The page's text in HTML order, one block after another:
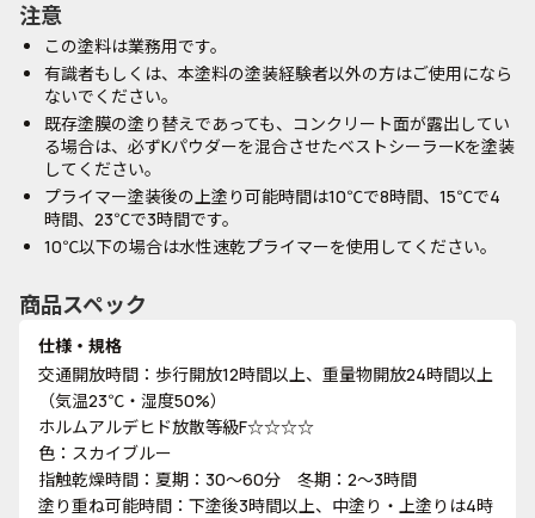
注意
この塗料は業務用です。
有識者もしくは、本塗料の塗装経験者以外の方はご使用になら
ないでください。
既存塗膜の塗り替えであっても、コンクリート面が露出してい
る場合は、必ずKパウダーを混合させたベストシーラーKを塗装
してください。
プライマー塗装後の上塗り可能時間は10℃で8時間、15℃で4
時間、23℃で3時間です。
10℃以下の場合は水性速乾プライマーを使用してください。
商品スペック
仕様・規格
交通開放時間：歩行開放12時間以上、重量物開放24時間以上
（気温23℃・湿度50%）
ホルムアルデヒド放散等級F☆☆☆☆
色：スカイブルー
指触乾燥時間：夏期：30～60分 冬期：2～3時間
塗り重ね可能時間：下塗後3時間以上、中塗り・上塗りは4時